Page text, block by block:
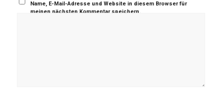
Name, E-Mail-Adresse und Website in diesem Browser für
meinen nächsten Kommentar speichern.